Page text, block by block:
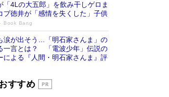
「4Lの大五郎」を飲み干しゲロま
徳井が「感情を失くした」子供
Book Bang
涙が出そう…「明石家さんま」の
一言とは？ 「電波少年」伝説の
による『人間・明石家さんま』評
るやつは、褒めたらもっと伸
すすめ